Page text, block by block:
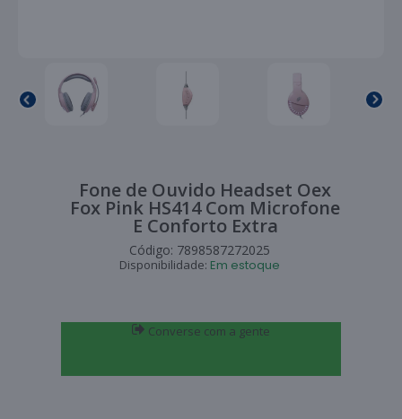
Fone de Ouvido Headset Oex
Fox Pink HS414 Com Microfone
E Conforto Extra
Código: 7898587272025
Disponibilidade: Em estoque
Converse com a gente